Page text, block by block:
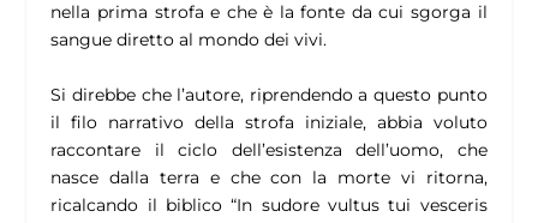
nella prima strofa e che è la fonte da cui sgorga il
sangue diretto al mondo dei vivi.
Si direbbe che l’autore, riprendendo a questo punto
il filo narrativo della strofa iniziale, abbia voluto
raccontare il ciclo dell’esistenza dell’uomo, che
nasce dalla terra e che con la morte vi ritorna,
ricalcando il biblico“In sudore vultus tui vesceris